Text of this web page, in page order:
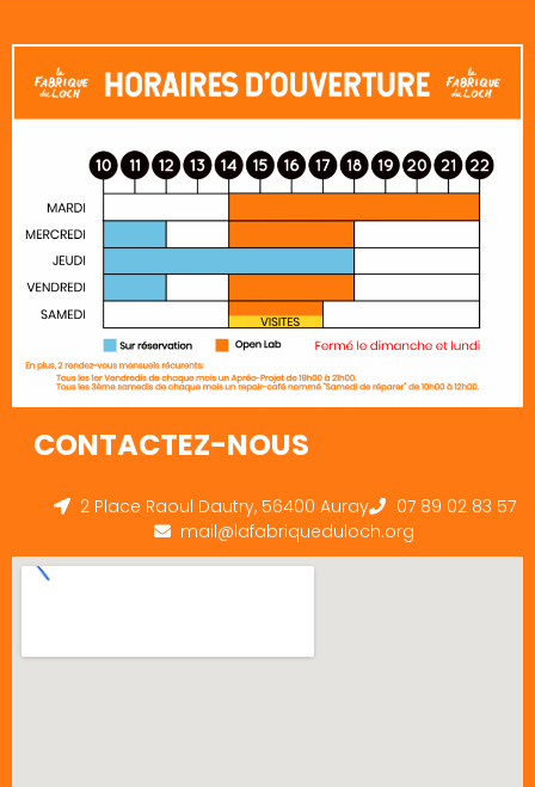
CONTACTEZ-NOUS
2 Place Raoul Dautry, 56400 Auray
07 89 02 83 57
mail@lafabriqueduloch.org